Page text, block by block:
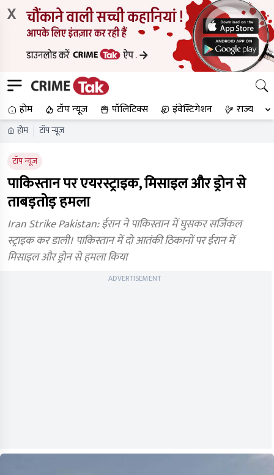
X
होम टॉप न्यूज पॉलिटिक्स इंवेस्टिगेशन राज्य
होम टॉप न्यूज
टॉप न्यूज
पाकिस्तान पर एयरस्ट्राइक, मिसाइल और ड्रोन से
ताबड़तोड़ हमला
Iran Strike Pakistan: ईरान ने पाकिस्तान में घुसकर सर्जिकल
स्ट्राइक कर डाली। पाकिस्तान में दो आतंकी ठिकानों पर ईरान में
मिसाइल और ड्रोन से हमला किया
ADVERTISEMENT